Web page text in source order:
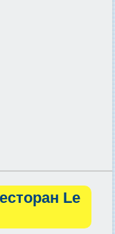
Le